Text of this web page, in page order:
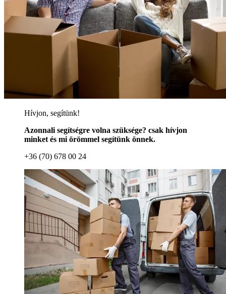
Hívjon, segítünk!
Azonnali segítségre volna szüksége? csak hívjon
minket és mi örömmel segítünk önnek.
+36 (70) 678 00 24